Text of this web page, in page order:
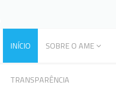
INÍCIO SOBRE O AME
TRANSPARÊNCIA